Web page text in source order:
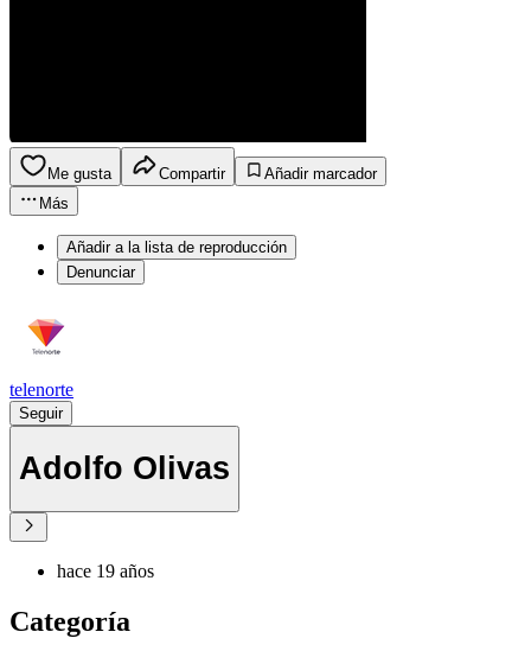
Me gusta Compartir
Añadir marcador
Más
Añadir a la lista de reproducción
Denunciar
telenorte
Seguir
Adolfo Olivas
hace 19 años
Categoría